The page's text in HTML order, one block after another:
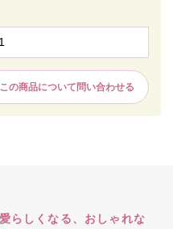
この商品について問い合わせる
らしくなる、おしゃれな